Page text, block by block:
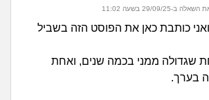
עצות חדשות ב-29/09/25 בשעה 11:02
ואני כותבת כאן את הפוסט הזה בשביל
אחת שגדולה ממני בכמה שנים, ואחת
בערך.